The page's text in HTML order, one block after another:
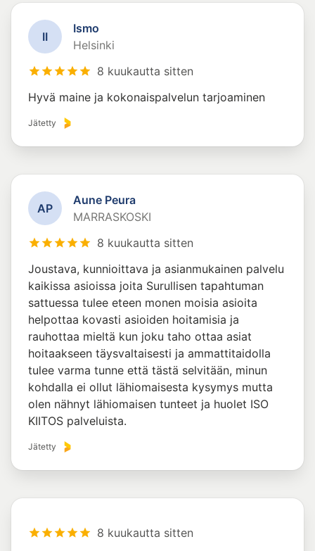
II
Ismo
Helsinki
8 kuukautta sitten
Hyvä maine ja kokonaispalvelun tarjoaminen
Jätetty
AP
Aune Peura
MARRASKOSKI
8 kuukautta sitten
Joustava, kunnioittava ja asianmukainen palvelu
kaikissa asioissa joita Surullisen tapahtuman
sattuessa tulee eteen monen moisia asioita
helpottaa kovasti asioiden hoitamisia ja
rauhottaa mieltä kun joku taho ottaa asiat
hoitaakseen täysvaltaisesti ja ammattitaidolla
tulee varma tunne että tästä selvitään, minun
kohdalla ei ollut lähiomaisesta kysymys mutta
olen nähnyt lähiomaisen tunteet ja huolet ISO
KIITOS palveluista.
Jätetty
8 kuukautta sitten